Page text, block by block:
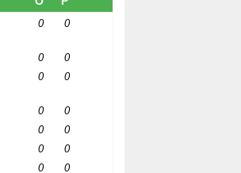
0 0
0
0
0 0
0
0
0
0
0
0
0
0